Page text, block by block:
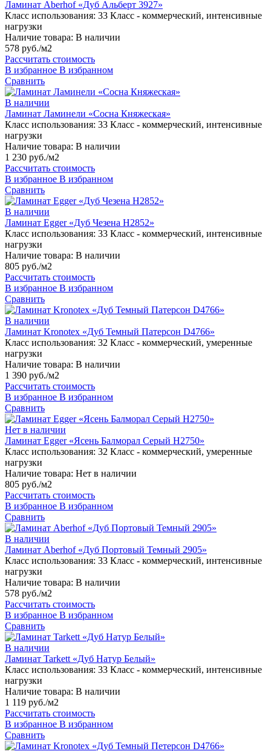
Ламинат Aberhof «Дуб Альберт 3927»
Класс использования: 33 Класс - коммерческий, интенсивные
нагрузки
Наличие товара: В наличии
578 руб./м2
Рассчитать стоимость
В избранное В избранном
Сравнить
В наличии
Ламинат Ламинели «Сосна Княжеская»
Класс использования: 33 Класс - коммерческий, интенсивные
нагрузки
Наличие товара: В наличии
1 230 руб./м2
Рассчитать стоимость
В избранное В избранном
Сравнить
В наличии
Ламинат Egger «Дуб Чезена H2852»
Класс использования: 33 Класс - коммерческий, интенсивные
нагрузки
Наличие товара: В наличии
805 руб./м2
Рассчитать стоимость
В избранное В избранном
Сравнить
В наличии
Ламинат Kronotex «Дуб Темный Патерсон D4766»
Класс использования: 32 Класс - коммерческий, умеренные
нагрузки
Наличие товара: В наличии
1 390 руб./м2
Рассчитать стоимость
В избранное В избранном
Сравнить
Нет в наличии
Ламинат Egger «Ясень Балморал Серый H2750»
Класс использования: 32 Класс - коммерческий, умеренные
нагрузки
Наличие товара: Нет в наличии
805 руб./м2
Рассчитать стоимость
В избранное В избранном
Сравнить
В наличии
Ламинат Aberhof «Дуб Портовый Темный 2905»
Класс использования: 33 Класс - коммерческий, интенсивные
нагрузки
Наличие товара: В наличии
578 руб./м2
Рассчитать стоимость
В избранное В избранном
Сравнить
В наличии
Ламинат Tarkett «Дуб Натур Белый»
Класс использования: 33 Класс - коммерческий, интенсивные
нагрузки
Наличие товара: В наличии
1 119 руб./м2
Рассчитать стоимость
В избранное В избранном
Сравнить